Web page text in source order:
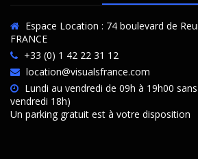
Espace Location : 74 boulevard de
FRANCE
+33 (0) 1 42 22 31 12
location@visualsfrance.com
Lundi au vendredi de 09h à 19h00
vendredi 18h)
Un parking gratuit est à votre disposition